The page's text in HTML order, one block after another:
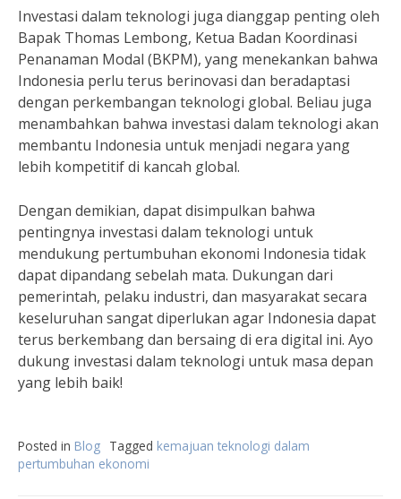
Investasi dalam teknologi juga dianggap penting oleh
Bapak Thomas Lembong, Ketua Badan Koordinasi
Penanaman Modal (BKPM), yang menekankan bahwa
Indonesia perlu terus berinovasi dan beradaptasi
dengan perkembangan teknologi global. Beliau juga
menambahkan bahwa investasi dalam teknologi akan
membantu Indonesia untuk menjadi negara yang
lebih kompetitif di kancah global.
Dengan demikian, dapat disimpulkan bahwa
pentingnya investasi dalam teknologi untuk
mendukung pertumbuhan ekonomi Indonesia tidak
dapat dipandang sebelah mata. Dukungan dari
pemerintah, pelaku industri, dan masyarakat secara
keseluruhan sangat diperlukan agar Indonesia dapat
terus berkembang dan bersaing di era digital ini. Ayo
dukung investasi dalam teknologi untuk masa depan
yang lebih baik!
Posted in Blog Tagged kemajuan teknologi dalam
pertumbuhan ekonomi